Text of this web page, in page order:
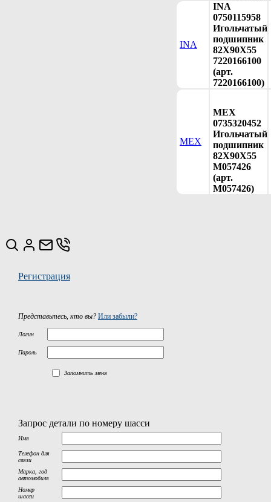
INA
INA
0750115958
Игольчатый
подшипник
82X90X55
7220166100
(арт.
7220166100)
MEX
MEX
0735320452
Игольчатый
подшипник
82X90X55
M057426
(арт.
M057426)
Регистрация
Представьтесь, кто вы? Или забыли?
Логин
Пароль
Запомнить меня
Запрос детали по номеру шасси
Имя
Телефон для
связи
Марка, год
автомобиля
Номер
шасси